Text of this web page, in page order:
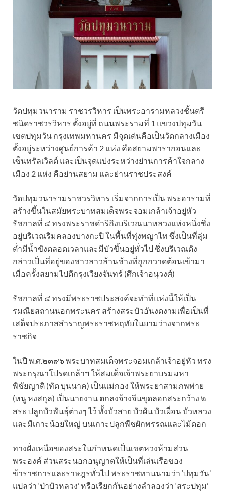
วัดปทุมวนาราม ราชวรวิหาร เป็นพระอารามหลวงชั้นตรี
ชนิดราชวรวิหาร ตั้งอยู่ที่ ถนนพระรามที่ 1 แขวงปทุมวัน
เขตปทุมวัน กรุงเทพมหานคร มีจุดเด่นคือเป็นวัดกลางเมือง
ตั้งอยู่ระหว่างศูนย์การค้า 2 แห่ง คือสยามพารากอนและ
เซ็นทรัลเวิลด์ และเป็นจุดแบ่งระหว่างย่านการค้าใจกลาง
เมือง 2 แห่ง คือย่านสยาม และย่านราชประสงค์
วัดปทุมวนารามราชวรวิหาร เริ่มจากการเป็น พระอารามที่
สร้างขึ้นในสมัยพระบาทสมเด็จพระจอมเกล้าเจ้าอยู่หัว
รัชกาลที่ ๔ ทรงพระราชดำริถึงบริเวณนาหลวงแห่งหนึ่งซึ่ง
อยู่บริเวณริมคลองบางกะปิ ในพื้นที่ทุ่งพญาไท ซึ่งเป็นที่ลุ่ม
ต่ำมีน้ำขังตลอดเวลาและมีบัวขึ้นอยู่ทั่วไป ซึ่งบริเวณดัง
กล่าวเป็นที่อยู่ของชาวลาวล้านช้างที่ถูกกวาดต้อนเข้ามา
เมื่อครั้งสยามไปตีกรุงเวียงจันทร์ (ศึกเจ้าอนุวงศ์)
รัชกาลที่ ๔ ทรงมีพระราชประสงค์จะทำที่แห่งนี้ให้เป็น
รมณียสถานนอกพระนคร สร้างสระบัวอันงดงามเพื่อเป็นที่
เสด็จประภาสสำราญพระราชหฤทัยในยามว่างจากพระ
ราชกิจ
ในปี พ.ศ.๒๓๙๖ พระบาทสมเด็จพระจอมเกล้าเจ้าอยู่หัว ทรง
พระกรุณาโปรดเกล้าฯ ให้สมเด็จเจ้าพระยาบรมมหา
พิชัยญาติ (ทัต บุนนาค) เป็นแม่กอง ให้พระยาสามภพพ่าย
(หนู หงสกุล) เป็นนายงาน ตกลงจ้างจีนขุดลอกสระกว้าง ๒
สระ ปลูกบัวพันธุ์ต่างๆ ไว้ ทั้งบัวสาย บัวผัน บัวเผื่อน บัวหลวง
และมีเกาะน้อยใหญ่ บนเกาะปลูกพืชผักพรรณและไม้ดอก
ทางฝั่งเหนือของสระในกำหนดเป็นเขตหวงห้ามส่วน
พระองค์ ส่วนสระนอกอนุญาตให้เป็นที่เล่นเรือของ
ข้าราชการและราษฎรทั่วไป พระราชทานนามว่า ‘ปทุมวัน’
แปลว่า ‘ป่าบัวหลวง’ หรือเรียกกันอย่างลำลองว่า ‘สระปทุม’